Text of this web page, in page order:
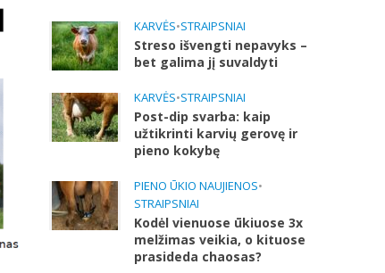
KARVĖS•STRAIPSNIAI
Streso išvengti nepavyks –
bet galima jį suvaldyti
KARVĖS•STRAIPSNIAI
Post-dip svarba: kaip
užtikrinti karvių gerovę ir
pieno kokybę
PIENO ŪKIO NAUJIENOS•
STRAIPSNIAI
Kodėl vienuose ūkiuose 3x
melžimas veikia, o kituose
prasideda chaosas?